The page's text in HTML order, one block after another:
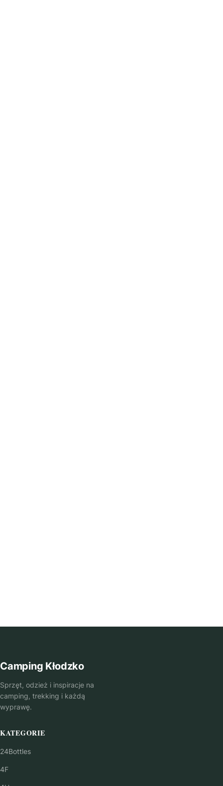
Camping Kłodzko
Sprzęt, odzież i inspiracje na
camping, trekking i każdą
wyprawę.
KATEGORIE
24Bottles
4F